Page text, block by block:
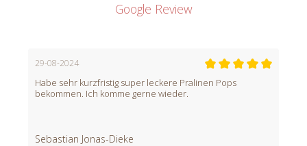
Google Review
29-08-2024
Habe sehr kurzfristig super leckere Pralinen Pops
bekommen. Ich komme gerne wieder.
Sebastian Jonas-Dieke